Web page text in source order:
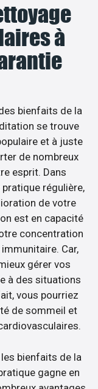
à
bienfaits de la
se trouve
et à juste
de nombreux
esprit. Dans
régulière,
de votre
est en capacité
concentration
Car,
gérer vos
à des situations
vous pourriez
de sommeil et
bienfaits de la
gagne en